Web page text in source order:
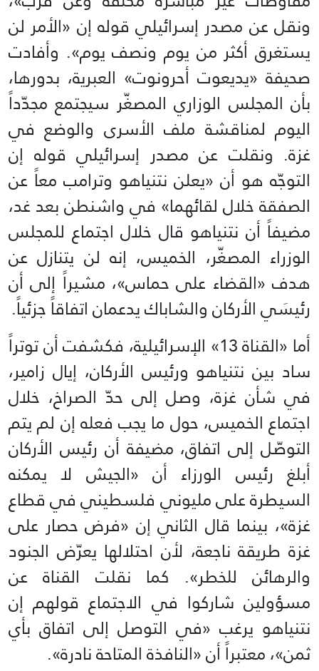
ونقل عن مصدر إسرائيلي قوله إن «الأمر لن
يستغرق أكثر من يوم ونصف يوم». وأفادت
صحيفة «يديعوت أحرونوت» العبرية، بدورها،
بأن المجلس الوزاري المصغّر سيجتمع مجدّداً
اليوم لمناقشة ملف الأسرى والوضع في
غزة. ونقلت عن مصدر إسرائيلي قوله إن
التوجّه هو أن «يعلن نتنياهو وترامب معاً عن
الصفقة خلال لقائهما» في واشنطن بعد غد،
مضيفاً أن نتنياهو قال خلال اجتماع للمجلس
الوزراء المصغّر، الخميس، إنه لن يتنازل عن
هدف «القضاء على حماس»، مشيراً إلى أن
رئيسَي الأركان والشاباك يدعمان اتفاقاً جزئياً.
أما «القناة 13» الإسرائيلية، فكشفت أن توتراً
ساد بين نتنياهو ورئيس الأركان، إيال زامير،
في شأن غزة، وصل إلى حدّ الصراخ، خلال
اجتماع الخميس، حول ما يجب فعله إن لم يتم
التوصّل إلى اتفاق، مضيفة أن رئيس الأركان
أبلغ رئيس الورزاء أن «الجيش لا يمكنه
السيطرة على مليوني فلسطيني في قطاع
غزة»، بينما قال الثاني إن «فرض حصار على
غزة طريقة ناجعة، لأن احتلالها يعرّض الجنود
والرهائن للخطر». كما نقلت القناة عن
مسؤولين شاركوا في الاجتماع قولهم إن
نتنياهو يرغب «في التوصل إلى اتفاق بأي
ثمن»، معتبراً أن «النافذة المتاحة نادرة».